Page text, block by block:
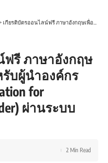
เกียรติบัตรออนไลน์ฟรี ภาษาอังกฤษเพื่อการสื่อสารสำหรับผู้นำองค์กร (English Communication for Organizational Leader) ผ่านระบบ Google form
ฟรี ภาษาอังกฤษ
บผู้นำองค์กร
for
ผ่านระบบ
2 Min Read